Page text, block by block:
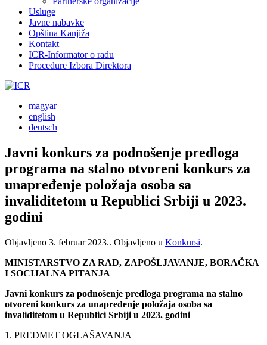
Usluge
Javne nabavke
Opština Kanjiža
Kontakt
ICR-Informator o radu
Procedure Izbora Direktora
magyar
english
deutsch
Javni konkurs za podnošenje predloga
programa na stalno otvoreni konkurs za
unapređenje položaja osoba sa
invaliditetom u Republici Srbiji u 2023.
godini
Objavljeno 3. februar 2023.. Objavljeno u Konkursi.
MINISTARSTVO ZA RAD, ZAPOŠLJAVANJE, BORAČKA
I SOCIJALNA PITANJA
Javni konkurs za podnošenje predloga programa na stalno
otvoreni konkurs za unapređenje položaja osoba sa
invaliditetom u Republici Srbiji u 2023. godini
1. PREDMET OGLAŠAVANJA